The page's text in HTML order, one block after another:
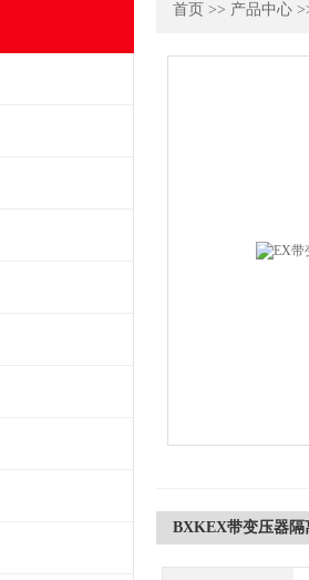
首页 >> 产品中心
BXKEX带变压器隔